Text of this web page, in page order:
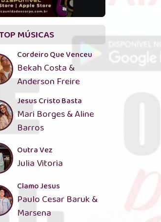
MÚSICAS
Cordeiro Que Venceu
Bekah Costa &
Anderson Freire
Jesus Cristo Basta
Mari Borges & Aline
Barros
Outra Vez
Julia Vitoria
Clamo Jesus
Paulo Cesar Baruk &
Marsena